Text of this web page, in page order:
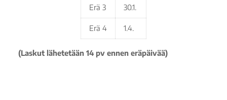
Erä 3 30.1.
Erä 4 1.4.
(Laskut lähetetään 14 pv ennen eräpäivää)